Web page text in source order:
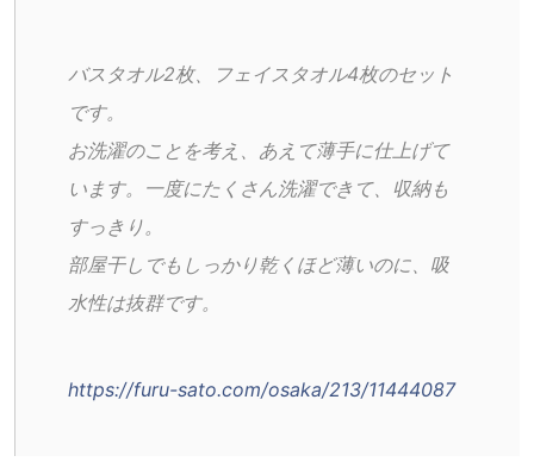
バスタオル2枚、フェイスタオル4枚のセット
です。
お洗濯のことを考え、あえて薄手に仕上げて
います。一度にたくさん洗濯できて、収納も
すっきり。
部屋干しでもしっかり乾くほど薄いのに、吸
水性は抜群です。
https://furu-sato.com/osaka/213/11444087